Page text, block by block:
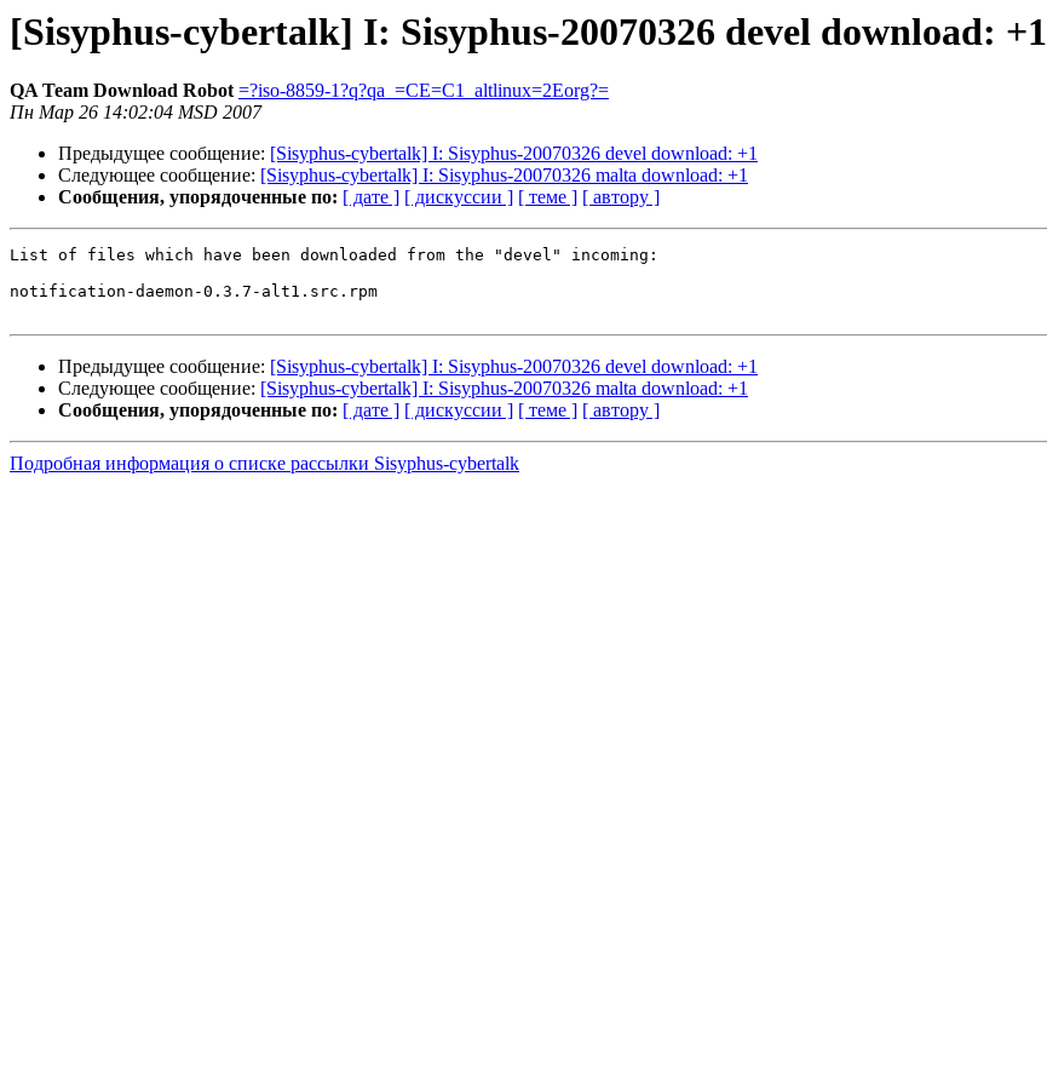
[Sisyphus-cybertalk] I: Sisyphus-20070326 devel download: +1
QA Team Download Robot =?iso-8859-1?q?qa_=CE=C1_altlinux=2Eorg?=
Пн Мар 26 14:02:04 MSD 2007
Предыдущее сообщение: [Sisyphus-cybertalk] I: Sisyphus-20070326 devel download: +1
Следующее сообщение: [Sisyphus-cybertalk] I: Sisyphus-20070326 malta download: +1
Сообщения, упорядоченные по: [ дате ] [ дискуссии ] [ теме ] [ автору ]
List of files which have been downloaded from the "devel" incoming:
notification-daemon-0.3.7-alt1.src.rpm
Предыдущее сообщение: [Sisyphus-cybertalk] I: Sisyphus-20070326 devel download: +1
Следующее сообщение: [Sisyphus-cybertalk] I: Sisyphus-20070326 malta download: +1
Сообщения, упорядоченные по: [ дате ] [ дискуссии ] [ теме ] [ автору ]
Подробная информация о списке рассылки Sisyphus-cybertalk